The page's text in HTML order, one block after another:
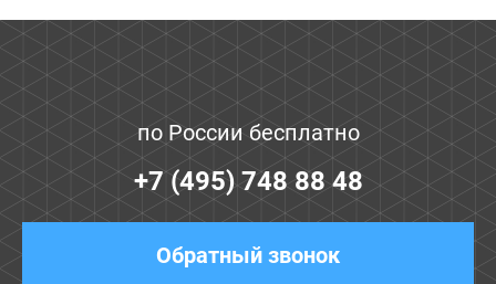
по России бесплатно
+7 (495) 748 88 48
Обратный звонок